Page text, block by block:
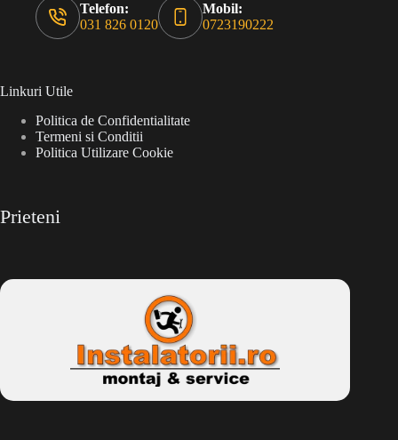
Telefon:
031 826 0120
Mobil:
0723190222
Linkuri Utile
Politica de Confidentialitate
Termeni si Conditii
Politica Utilizare Cookie
Prieteni